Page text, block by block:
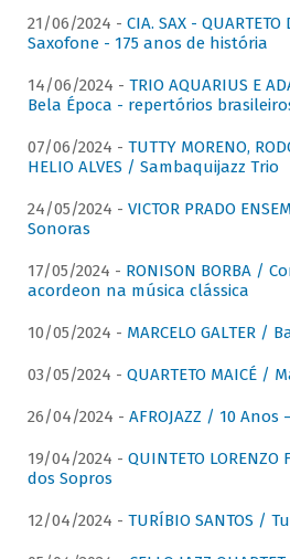
21/06/2024 - CIA. SAX - QUARTETO
Saxofone - 175 anos de história
14/06/2024 - TRIO AQUARIUS E
Bela Época - repertórios
07/06/2024 - TUTTY MORENO,
HELIO ALVES / Sambaquijazz Trio
24/05/2024 - VICTOR PRADO
Sonoras
17/05/2024 - RONISON BORBA /
acordeon na música clássica
10/05/2024 - MARCELO GALTER /
03/05/2024 - QUARTETO MAICÉ /
26/04/2024 - AFROJAZZ / 10 Anos
19/04/2024 - QUINTETO
dos Sopros
12/04/2024 - TURÍBIO SANTOS /